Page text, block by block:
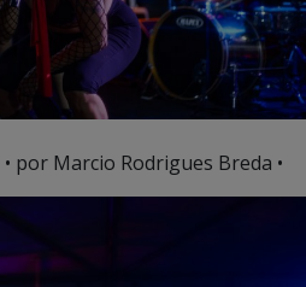
• por Marcio Rodrigues Breda •